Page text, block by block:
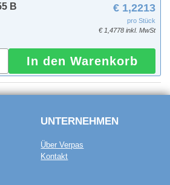
B € 1,2213
pro Stück
€ 1,4778 inkl. MwSt
In den Warenkorb
UNTERNEHMEN
Über Verpas
Kontakt